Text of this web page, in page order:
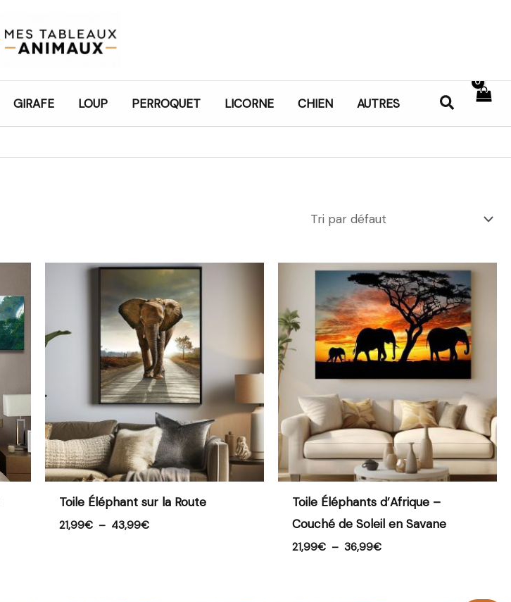
GIRAFE LOUP PERROQUET LICORNE CHIEN AUTRES
Toile Éléphant sur la Route
21,99€ – 43,99€
Plage
prix :
21,99€
à
43,99€
Toile Éléphants d’Afrique –
Couché de Soleil en Savane
21,99€ – 36,99€
Plage
de
prix :
21,99€
à
36,99€